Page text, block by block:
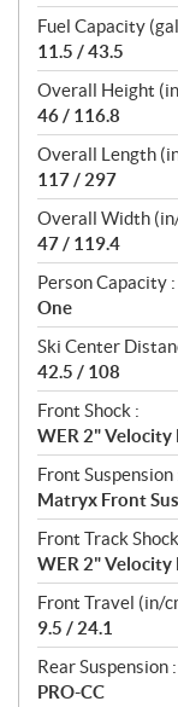
Fuel Capacity
11.5 / 43.5
Overall Height
46 / 116.8
Overall Length
117 / 297
Overall Width
47 / 119.4
Person Capacity :
One
Ski Center
42.5 / 108
Front Shock :
WER 2" Velocity
Front Suspension
Matryx Front
Front Track
WER 2" Velocity
Front Travel (in/
9.5 / 24.1
Rear Suspension :
PRO-CC